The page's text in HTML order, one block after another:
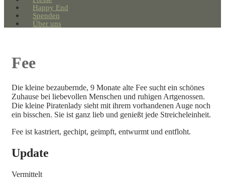
Happy End
Spenden
Über uns
Fee
Die kleine bezaubernde, 9 Monate alte Fee sucht ein schönes
Zuhause bei liebevollen Menschen und ruhigen Artgenossen.
Die kleine Piratenlady sieht mit ihrem vorhandenen Auge noch
ein bisschen. Sie ist ganz lieb und genießt jede Streicheleinheit.
Fee ist kastriert, gechipt, geimpft, entwurmt und entfloht.
Update
Vermittelt